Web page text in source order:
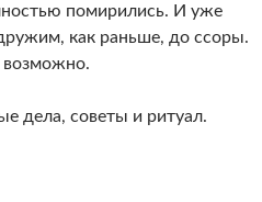
помирились. И уже
как раньше, до ссоры.
возможно.
дела, советы и ритуал.